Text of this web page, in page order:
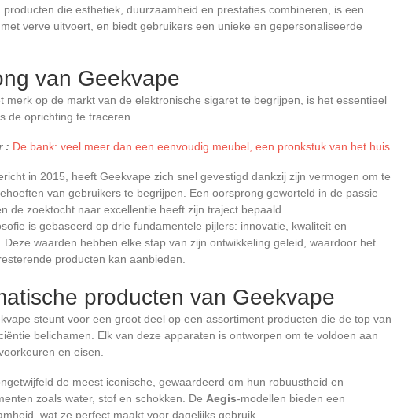
die esthetiek, duurzaamheid en prestaties combineren, is een
verve uitvoert, en biedt gebruikers een unieke en gepersonaliseerde
van Geekvape
merk op de markt van de elektronische sigaret te begrijpen, is het essentieel
de oprichting te traceren.
: De bank: veel meer dan een eenvoudig meubel, een pronkstuk van het huis
in 2015, heeft Geekvape zich snel gevestigd dankzij zijn vermogen om te
van gebruikers te begrijpen. Een oorsprong geworteld in de passie
de zoektocht naar excellentie heeft zijn traject bepaald.
is gebaseerd op drie fundamentele pijlers: innovatie, kwaliteit en
Deze waarden hebben elke stap van zijn ontwikkeling geleid, waardoor het
producten kan aanbieden.
producten van Geekvape
steunt voor een groot deel op een assortiment producten die de top van
belichamen. Elk van deze apparaten is ontworpen om te voldoen aan
en eisen.
de meest iconische, gewaardeerd om hun robuustheid en
zoals water, stof en schokken. De Aegis-modellen bieden een
wat ze perfect maakt voor dagelijks gebruik.